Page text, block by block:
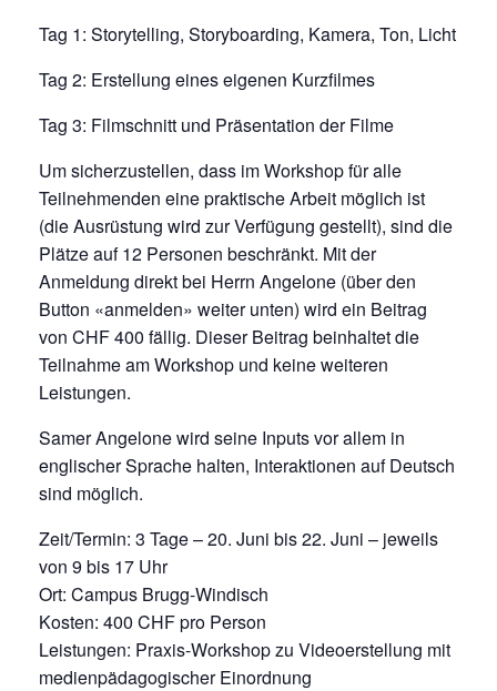
Tag 1: Storytelling, Storyboarding, Kamera, Ton, Licht
Tag 2: Erstellung eines eigenen Kurzfilmes
Tag 3: Filmschnitt und Präsentation der Filme
Um sicherzustellen, dass im Workshop für alle
Teilnehmenden eine praktische Arbeit möglich ist
(die Ausrüstung wird zur Verfügung gestellt), sind die
Plätze auf 12 Personen beschränkt. Mit der
Anmeldung direkt bei Herrn Angelone (über den
Button «anmelden» weiter unten) wird ein Beitrag
von CHF 400 fällig. Dieser Beitrag beinhaltet die
Teilnahme am Workshop und keine weiteren
Leistungen.
Samer Angelone wird seine Inputs vor allem in
englischer Sprache halten, Interaktionen auf Deutsch
sind möglich.
Zeit/Termin: 3 Tage – 20. Juni bis 22. Juni – jeweils
von 9 bis 17 Uhr
Ort: Campus Brugg-Windisch
Kosten: 400 CHF pro Person
Leistungen: Praxis-Workshop zu Videoerstellung mit
medienpädagogischer Einordnung